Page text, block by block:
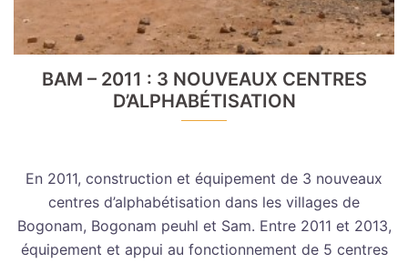
BAM – 2011 : 3 NOUVEAUX CENTRES
D’ALPHABÉTISATION
En 2011, construction et équipement de 3 nouveaux
centres d’alphabétisation dans les villages de
Bogonam, Bogonam peuhl et Sam. Entre 2011 et 2013,
équipement et appui au fonctionnement de 5 centres